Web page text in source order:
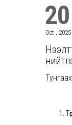
20
Oct , 2025